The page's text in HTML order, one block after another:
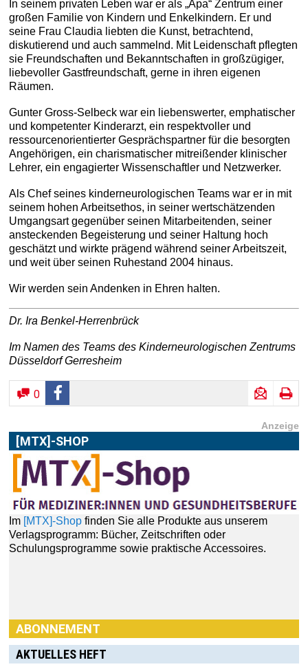
In seinem privaten Leben war er als „Apa“ Zentrum einer
großen Familie von Kindern und Enkelkindern. Er und
seine Frau Claudia liebten die Kunst, betrachtend,
diskutierend und auch sammelnd. Mit Leidenschaft pflegten
sie Freundschaften und Bekanntschaften in großzügiger,
liebevoller Gastfreundschaft, gerne in ihren eigenen
Räumen.
Gunter Gross-Selbeck war ein liebenswerter, emphatischer
und kompetenter Kinderarzt, ein respektvoller und
ressourcenorientierter Gesprächspartner für die besorgten
Angehörigen, ein charismatischer mitreißender klinischer
Lehrer, ein engagierter Wissenschaftler und Netzwerker.
Als Chef seines kinderneurologischen Teams war er in mit
seinem hohen Arbeitsethos, in seiner wertschätzenden
Umgangsart gegenüber seinen Mitarbeitenden, seiner
ansteckenden Begeisterung und seiner Haltung hoch
geschätzt und wirkte prägend während seiner Arbeitszeit,
und weit über seinen Ruhestand 2004 hinaus.
Wir werden sein Andenken in Ehren halten.
Dr. Ira Benkel-Herrenbrück
Im Namen des Teams des Kinderneurologischen Zentrums
Düsseldorf Gerresheim
0
Anzeige
[MTX]-SHOP
Im
finden Sie alle Produkte aus unserem
Verlagsprogramm: Bücher, Zeitschriften oder
Schulungsprogramme sowie praktische Accessoires.
ABONNEMENT
Haben Sie Interesse an einem Abonnement? Dann klicken
AKTUELLES HEFT